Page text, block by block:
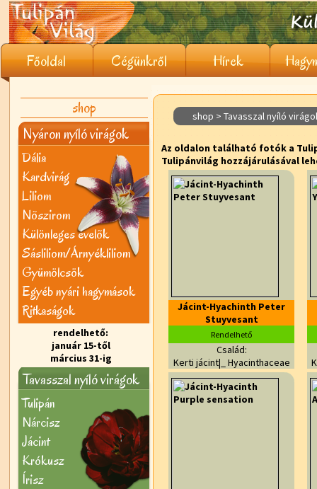
Főoldal Cégünkről Hírek
shop
Nyáron nyíló virágok
Dália
Kardvirág
Liliom
Nõszirom
Különleges évelõk
Sásliliom/Árnyékliliom
Gyümölcsök
Egyéb nyári hagymások
Ritkaságok
rendelhető:
január 15-től
március 31-ig
Tavasszal nyíló virágok
Tulipán
Nárcisz
Jácint
Krókusz
Írisz
shop > Tavasszal nyíló
Az oldalon található fotók a
Tulipánvilág hozzájárulásával
Jácint-Hyachinth Peter
Stuyvesant
Rendelhető
Család:
Kerti jácint|_ Hyacinthaceae